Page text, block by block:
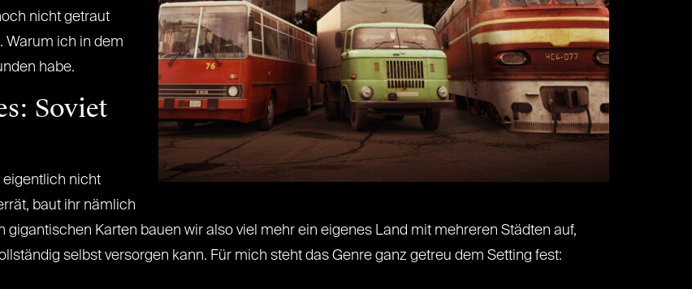
nicht getraut
Warum ich in dem
habe.
Soviet
eigentlich nicht
baut ihr nämlich
Karten bauen wir also viel mehr ein eigenes Land mit mehreren Städten auf,
selbst versorgen kann. Für mich steht das Genre ganz getreu dem Setting fest: